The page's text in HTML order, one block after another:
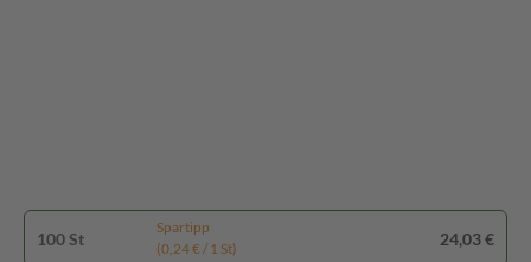
100 St
Spartipp
(0,24 € / 1 St)
24,03 €